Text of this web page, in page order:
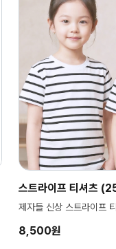
스트라이프 티셔츠
제자들 신상 스트라이프
8,500원